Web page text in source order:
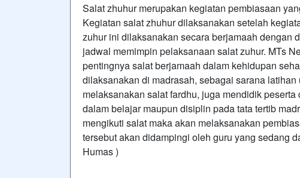
Salat zhuhur merupakan kegiatan pembiasaan
Kegiatan salat zhuhur dilaksanakan setelah
zuhur ini dilaksanakan secara berjamaah dengan
jadwal memimpin pelaksanaan salat zuhur. MTs
pentingnya salat berjamaah dalam kehidupan
dilaksanakan di madrasah, sebagai sarana
melaksanakan salat fardhu, juga mendidik
dalam belajar maupun disiplin pada tata tertib
mengikuti salat maka akan melaksanakan
tersebut akan didampingi oleh guru yang sedang
Humas )